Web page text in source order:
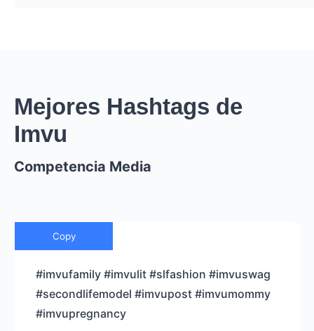
Mejores Hashtags de
Imvu
Competencia Media
Copy
#imvufamily #imvulit #slfashion #imvuswag
#secondlifemodel #imvupost #imvumommy
#imvupregnancy